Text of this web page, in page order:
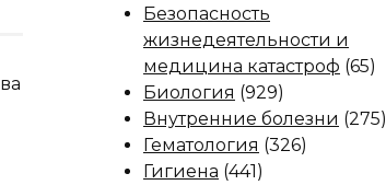
Безопасность
жизнедеятельности и
медицина катастроф (65)
Биология (929)
Внутренние болезни (275)
Гематология (326)
Гигиена (441)